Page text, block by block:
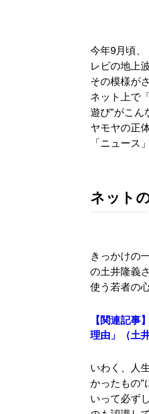
今年9月頃
レビの地上
その模様が
ネット上で
遊び”がこ
ヤモヤの正
「ニュース
ネット
きっかけの
の土井隆義
使う若者の
【関連記事
理由」（土
いわく、人
かったもの
いって必ず